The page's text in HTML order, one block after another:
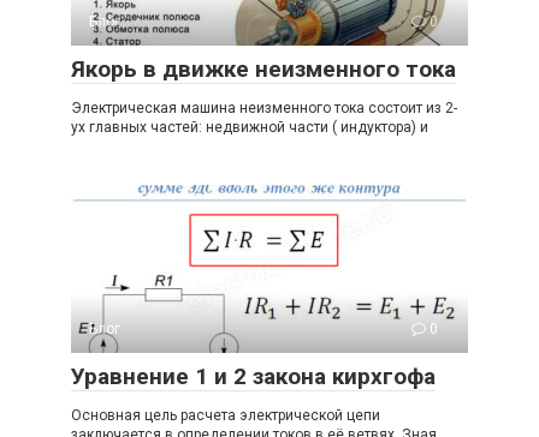
Блог 0
Якорь в движке неизменного тока
Электрическая машина неизменного тока состоит из 2-
ух главных частей: недвижной части ( индуктора) и
Блог 0
Уравнение 1 и 2 закона кирхгофа
Основная цель расчета электрической цепи